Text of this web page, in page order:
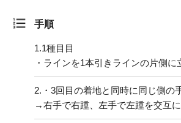
手順
1.1種目目
・ラインを1本引きラインの片側に
2. ・3回目の着地と同時に同じ側の
→右手で右踵、左手で左踵を交互